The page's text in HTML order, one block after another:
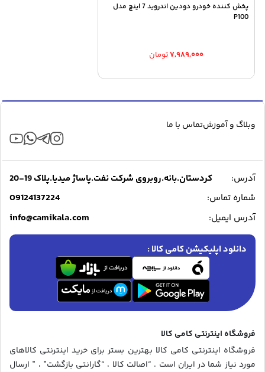
پخش کننده خودرو دودین اندروید 7 اینچ مدل
P100
۷,۹۸۹,۰۰۰تومان
وبلاگ و آموزشتماس با ما
آدرس:
کردستان.بانه.روبروی شرکت نفت.پاساژ میدیا.پلاک 19-20
شماره تماس:
09124137224
آدرس ایمیل: info@camikala.com
دانلود اپلیکیشن کامی کالا :
فروشگاه اینترنتی کامی کالا
فروشگاه اینترنتی کامی کالا بهترین بستر برای خرید اینترنتی کالاهای
مورد نیاز شما در ایران است . “اصالت کالا ، “گارانتی بازگشت” ، ” ارسال